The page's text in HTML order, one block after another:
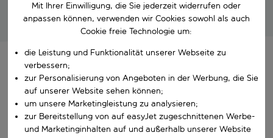
Kontaktmöglichkeiten weiter unten.
Buchung anzeigen
Logge dich mit deiner E-Mail-Adresse oder deiner
Buchungsnummer ein, um deine Buchung
anzuzeigen
Unsere ultimative Flexibilität
Mit Ihrer Einwilligung, die Sie jederzeit widerrufen oder
anpassen können, verwenden wir Cookies sowohl als auch
Cookie freie Technologie um:
die Leistung und Funktionalität unserer Webseite zu
verbessern;
zur Personalisierung von Angeboten in der Werbung, die Sie
auf unserer Website sehen können;
um unsere Marketingleistung zu analysieren;
zur Bereitstellung von auf easyJet zugeschnittenen Werbe-
und Marketinginhalten auf und außerhalb unserer Website